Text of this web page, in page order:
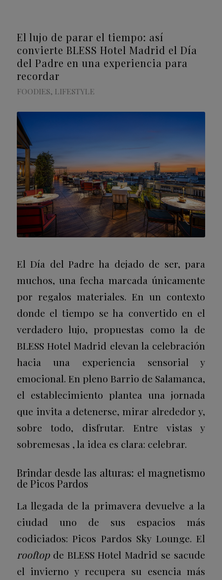
El lujo de parar el tiempo: así
convierte BLESS Hotel Madrid el Día
del Padre en una experiencia para
recordar
FOODIES, LIFESTYLE
El Día del Padre ha dejado de ser, para
muchos, una fecha marcada únicamente
por regalos materiales. En un contexto
donde el tiempo se ha convertido en el
verdadero lujo, propuestas como la de
BLESS Hotel Madrid elevan la celebración
hacia una experiencia sensorial y
emocional. En pleno Barrio de Salamanca,
el establecimiento plantea una jornada
que invita a detenerse, mirar alrededor y,
sobre todo, disfrutar. Entre vistas y
sobremesas , la idea es clara: celebrar.
Brindar desde las alturas: el magnetismo
de Picos Pardos
La llegada de la primavera devuelve a la
ciudad uno de sus espacios más
codiciados: Picos Pardos Sky Lounge. El
rooftopde BLESS Hotel Madrid se sacude
el invierno y recupera su esencia más